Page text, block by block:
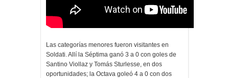
Las categorías menores fueron visitantes en
Soldati. Allí la Séptima ganó 3 a 0 con goles de
Santino Viollaz y Tomás Sturlesse, en dos
oportunidades; la Octava goleó 4 a 0 con dos